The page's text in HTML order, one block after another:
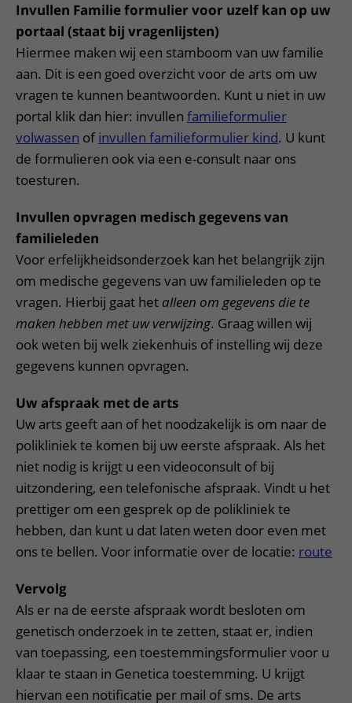
Invullen Familie formulier voor uzelf kan op uw
portaal (staat bij vragenlijsten)
Hiermee maken wij een stamboom van uw familie
aan. Dit is een goed overzicht voor de arts om uw
vragen te kunnen beantwoorden. Kunt u niet in uw
portal klik dan hier: invullen familieformulier
volwassen ofinvullen familieformulier kind. U kunt
de formulieren ook via een e-consult naar ons
toesturen.
Invullen opvragen medisch gegevens van
familieleden
Voor erfelijkheidsonderzoek kan het belangrijk zijn
om medische gegevens van uw familieleden op te
vragen. Hierbij gaat het alleen om gegevens die te
maken hebben met uw verwijzing. Graag willen wij
ook weten bij welk ziekenhuis of instelling wij deze
gegevens kunnen opvragen.
Uw afspraak met de arts
Uw arts geeft aan of het noodzakelijk is om naar de
polikliniek te komen bij uw eerste afspraak. Als het
niet nodig is krijgt u een videoconsult of bij
uitzondering, een telefonische afspraak. Vindt u het
prettiger om een gesprek op de polikliniek te
hebben, dan kunt u dat laten weten door even met
ons te bellen. Voor informatie over de locatie: route
Vervolg
Als er na de eerste afspraak wordt besloten om
genetisch onderzoek in te zetten, staat er, indien
van toepassing, een toestemmingsformulier voor u
klaar te staan in Genetica toestemming. U krijgt
hiervan een notificatie per mail of sms. De arts